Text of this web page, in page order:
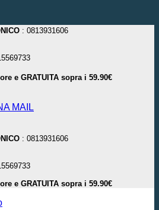
: 0813931606
e GRATUITA sopra i 59.90€
MAIL
: 0813931606
e GRATUITA sopra i 59.90€